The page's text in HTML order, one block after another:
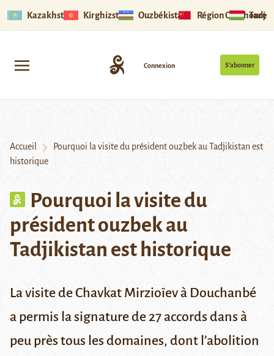
Kazakhstan Kirghizstan Ouzbékistan Région Ouïghoure
S’abonner
Connexion
Accueil
Pourquoi la visite du président ouzbek au Tadjikistan est
historique
Pourquoi la visite du
président ouzbek au
Tadjikistan est historique
La visite de Chavkat Mirzioïev à Douchanbé
a permis la signature de 27 accords dans à
peu près tous les domaines, dont l’abolition